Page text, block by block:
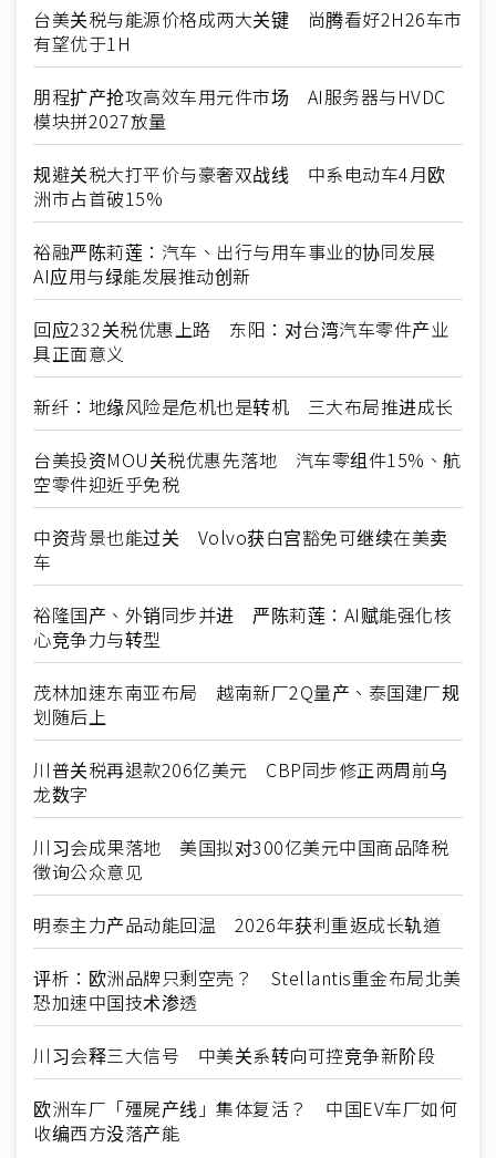
台美关税与能源价格成两大关键 尚腾看好2H26车市
有望优于1H
朋程扩产抢攻高效车用元件市场 AI服务器与HVDC
模块拼2027放量
规避关税大打平价与豪奢双战线 中系电动车4月欧
洲市占首破15%
裕融严陈莉莲：汽车、出行与用车事业的协同发展
AI应用与绿能发展推动创新
回应232关税优惠上路 东阳：对台湾汽车零件产业
具正面意义
新纤：地缘风险是危机也是转机 三大布局推进成长
台美投资MOU关税优惠先落地 汽车零组件15%、航
空零件迎近乎免税
中资背景也能过关 Volvo获白宫豁免可继续在美卖
车
裕隆国产、外销同步并进 严陈莉莲：AI赋能强化核
心竞争力与转型
茂林加速东南亚布局 越南新厂2Q量产、泰国建厂规
划随后上
川普关税再退款206亿美元 CBP同步修正两周前乌
龙数字
川习会成果落地 美国拟对300亿美元中国商品降税
徵询公众意见
明泰主力产品动能回温 2026年获利重返成长轨道
评析：欧洲品牌只剩空壳？ Stellantis重金布局北美
恐加速中国技术渗透
川习会释三大信号 中美关系转向可控竞争新阶段
欧洲车厂「殭屍产线」集体复活？ 中国EV车厂如何
收编西方没落产能